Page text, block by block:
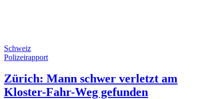
Schweiz
Polizeirapport
Zürich: Mann schwer verletzt am
Kloster-Fahr-Weg gefunden